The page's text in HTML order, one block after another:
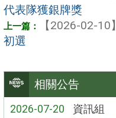
相關公告
2026-07-20 資訊組
代表隊獲銀牌獎
【2026-02-10】
初選